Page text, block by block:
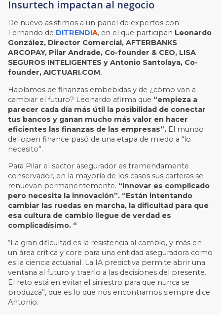
Insurtech impactan al negocio
De nuevo asistimos a un panel de expertos con
Fernando de DITRENDIA, en el que participan Leonardo
González, Director Comercial, AFTERBANKS
ARCOPAY, Pilar Andrade, Co-founder & CEO, LISA
SEGUROS INTELIGENTES y Antonio Santolaya, Co-
founder, AICTUARI.COM.
Hablamos de finanzas embebidas y de ¿cómo van a
cambiar el futuro? Leonardo afirma que “empieza a
parecer cada día más útil la posibilidad de conectar
tus bancos y ganan mucho más valor en hacer
eficientes las finanzas de las empresas”. El mundo
del open finance pasó de una etapa de miedo a “lo
necesito”.
Para Pilar el sector asegurador es tremendamente
conservador, en la mayoría de los casos sus carteras se
renuevan permanentemente. “Innovar es complicado
pero necesita la innovación”. “Están intentando
cambiar las ruedas en marcha, la dificultad para que
esa cultura de cambio llegue de verdad es
complicadísimo. “
“La gran dificultad es la resistencia al cambio, y más en
un área crítica y core para una entidad aseguradora como
es la ciencia actuarial. La IA predictiva permite abrir una
ventana al futuro y traerlo a las decisiones del presente.
El reto está en evitar el siniestro para que nunca se
produzca”, que es lo que nos encontramos siempre dice
Antonio.